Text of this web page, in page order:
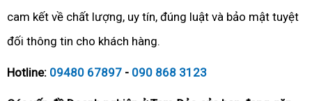
cam kết về chất lượng, uy tín, đúng luật và bảo mật tuyệt
đối thông tin cho khách hàng.
Hotline: 09480 67897 - 090 868 3123